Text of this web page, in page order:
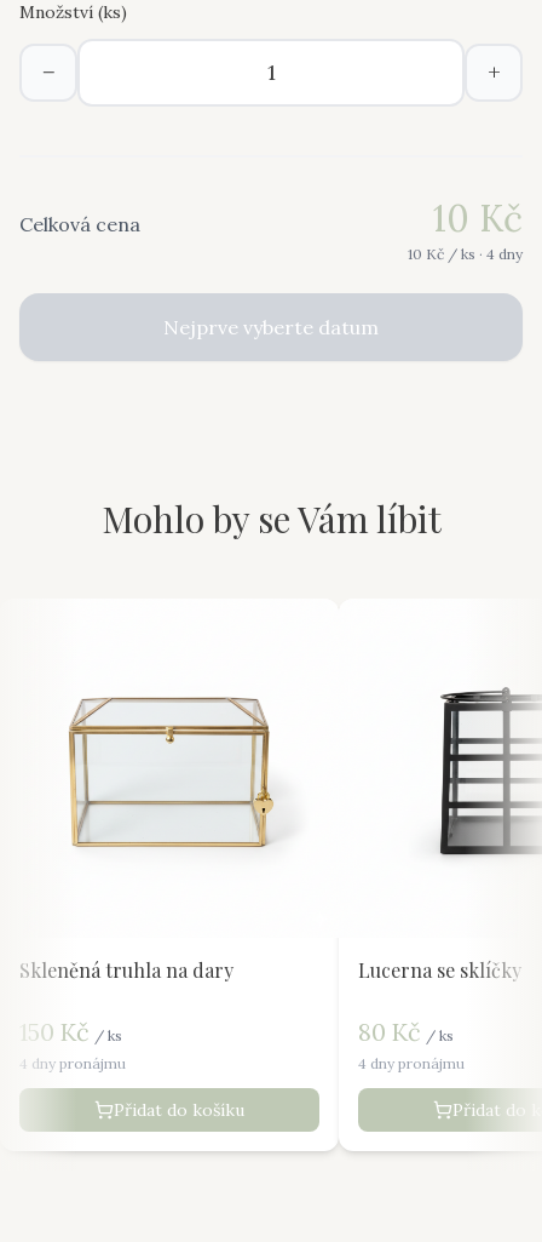
Množství (ks)
− +
Celková cena 10 Kč
10 Kč / ks · 4 dny
Nejprve vyberte datum
Mohlo by se Vám líbit
Skleněná truhla na dary
150 Kč / ks
4 dny pronájmu
Přidat do košíku
Lucerna se sklíčky
80 Kč / ks
4 dny pronájmu
Přidat do